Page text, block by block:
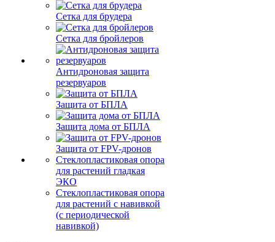
Сетка для брудера
Сетка для бройлеров
Антидроновая защита
резервуаров
Защита от БПЛА
Защита дома от БПЛА
Защита от FPV-дронов
Стеклопластиковая опора
для растений гладкая
ЭКО
Стеклопластиковая опора
для растений с навивкой
(с периодической
навивкой)